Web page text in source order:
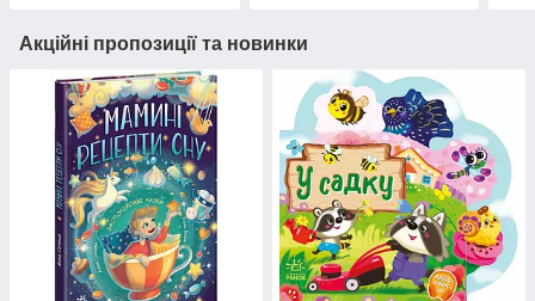
Акційні пропозиції та новинки